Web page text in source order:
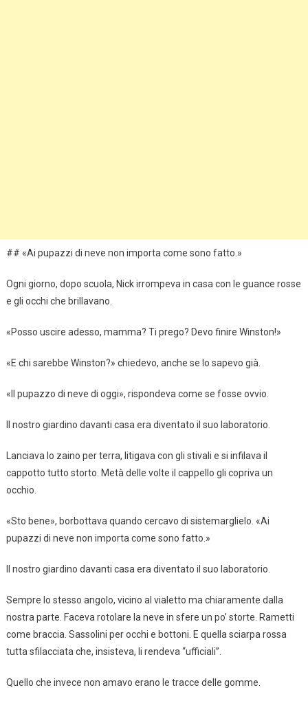
## «Ai pupazzi di neve non importa come sono fatto.»
Ogni giorno, dopo scuola, Nick irrompeva in casa con le guance rosse
e gli occhi che brillavano.
«Posso uscire adesso, mamma? Ti prego? Devo finire Winston!»
«E chi sarebbe Winston?» chiedevo, anche se lo sapevo già.
«Il pupazzo di neve di oggi», rispondeva come se fosse ovvio.
Il nostro giardino davanti casa era diventato il suo laboratorio.
Lanciava lo zaino per terra, litigava con gli stivali e si infilava il
cappotto tutto storto. Metà delle volte il cappello gli copriva un
occhio.
«Sto bene», borbottava quando cercavo di sistemarglielo. «Ai
pupazzi di neve non importa come sono fatto.»
Il nostro giardino davanti casa era diventato il suo laboratorio.
Sempre lo stesso angolo, vicino al vialetto ma chiaramente dalla
nostra parte. Faceva rotolare la neve in sfere un po’ storte. Rametti
come braccia. Sassolini per occhi e bottoni. E quella sciarpa rossa
tutta sfilacciata che, insisteva, li rendeva “ufficiali”.
Quello che invece non amavo erano le tracce delle gomme.